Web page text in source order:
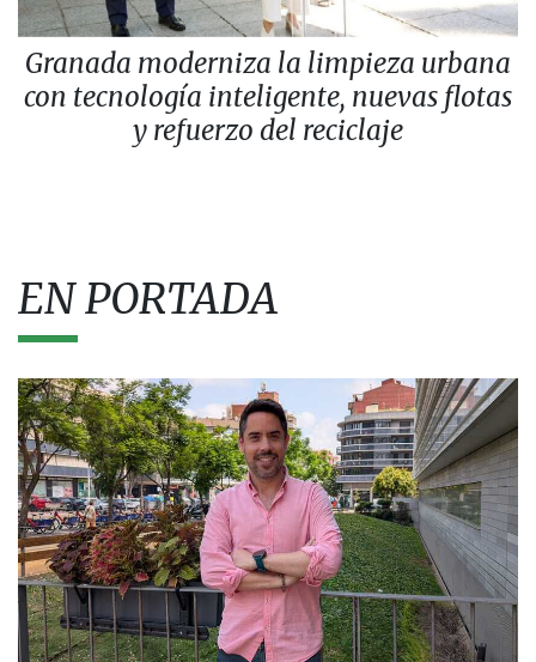
Granada moderniza la limpieza urbana
con tecnología inteligente, nuevas flotas
y refuerzo del reciclaje
EN PORTADA